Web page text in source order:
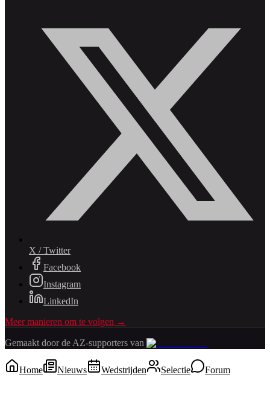
X / Twitter
Facebook
Instagram
LinkedIn
Meer manieren om te volgen →
Gemaakt door de AZ-supporters van
Home Nieuws Wedstrijden Selectie Forum